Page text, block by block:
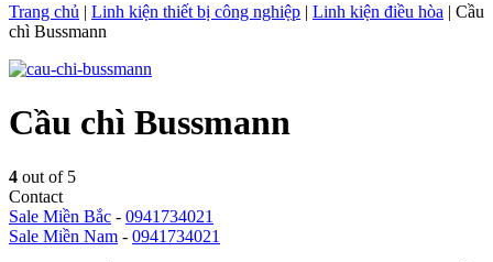
Trang chủ | Linh kiện thiết bị công nghiệp | Linh kiện điều hòa | Cầu
chì Bussmann
Cầu chì Bussmann
4 out of 5
Contact
Sale Miền Bắc - 0941734021
Sale Miền Nam - 0941734021